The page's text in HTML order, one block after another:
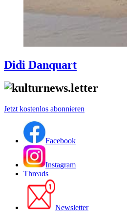
Didi Danquart
Jetzt kostenlos abonnieren
Facebook
Instagram
Threads
Newsletter